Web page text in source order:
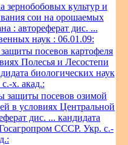
зернобобовых культур и
сои на орошаемых
: автореферат дис. ...
наук : 06.01.09:
посевов картофеля
Полесья и Лесостепи
биологических наук
х. акад.:
защиты посевов озимой
в условиях Центральной
дис. ... кандидата
СССР. Укр. с.-